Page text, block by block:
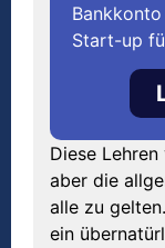
Start-up
Diese
aber die
alle zu
ein